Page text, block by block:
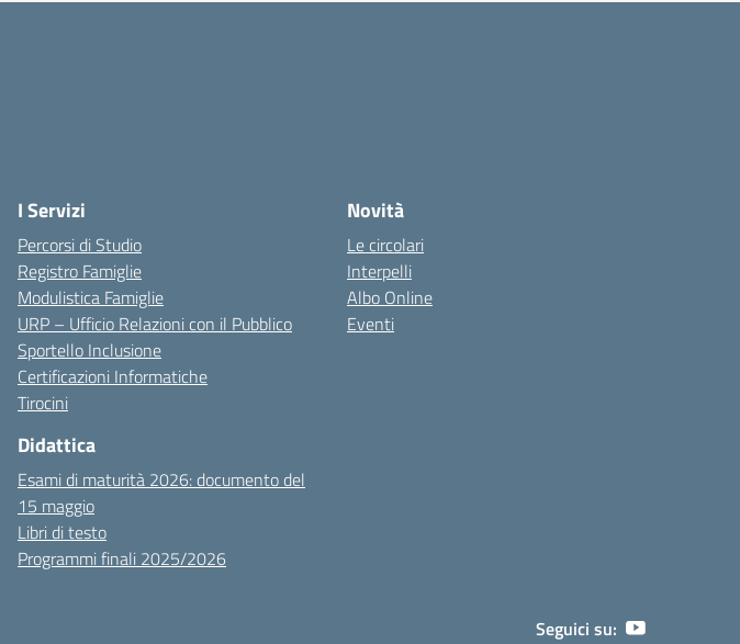
I Servizi
Percorsi di Studio
Registro Famiglie
Modulistica Famiglie
URP – Ufficio Relazioni con il Pubblico
Sportello Inclusione
Certificazioni Informatiche
Tirocini
Didattica
Esami di maturità 2026: documento del
15 maggio
Libri di testo
Programmi finali 2025/2026
Novità
Le circolari
Interpelli
Albo Online
Eventi
Seguici su: